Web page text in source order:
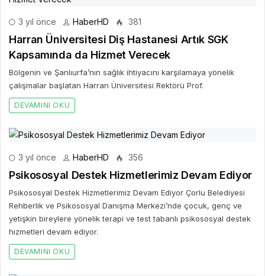
3 yıl önce HaberHD 381
Harran Üniversitesi Diş Hastanesi Artık SGK
Kapsamında da Hizmet Verecek
Bölgenin ve Şanlıurfa’nın sağlık ihtiyacını karşılamaya yönelik
çalışmalar başlatan Harran Üniversitesi Rektörü Prof.
DEVAMINI OKU
3 yıl önce HaberHD 356
Psikososyal Destek Hizmetlerimiz Devam Ediyor
Psikososyal Destek Hizmetlerimiz Devam Ediyor Çorlu Belediyesi
Rehberlik ve Psikososyal Danışma Merkezi’nde çocuk, genç ve
yetişkin bireylere yönelik terapi ve test tabanlı psikososyal destek
hizmetleri devam ediyor.
DEVAMINI OKU